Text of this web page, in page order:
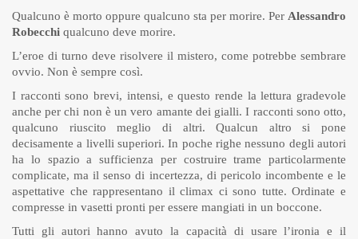
Qualcuno è morto oppure qualcuno sta per morire. Per Alessandro
Robecchi qualcuno deve morire.
L’eroe di turno deve risolvere il mistero, come potrebbe sembrare
ovvio. Non è sempre così.
I racconti sono brevi, intensi, e questo rende la lettura gradevole
anche per chi non è un vero amante dei gialli. I racconti sono otto,
qualcuno riuscito meglio di altri. Qualcun altro si pone
decisamente a livelli superiori. In poche righe nessuno degli autori
ha lo spazio a sufficienza per costruire trame particolarmente
complicate, ma il senso di incertezza, di pericolo incombente e le
aspettative che rappresentano il climax ci sono tutte. Ordinate e
compresse in vasetti pronti per essere mangiati in un boccone.
Tutti gli autori hanno avuto la capacità di usare l’ironia e il